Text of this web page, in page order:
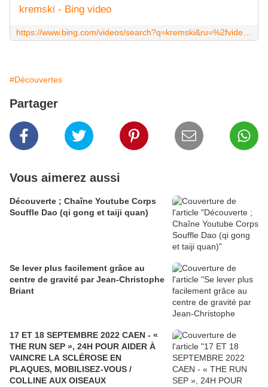
kremski - Bing video
#Découvertes
Partager
Vous aimerez aussi
Découverte ; Chaîne Youtube Corps
Souffle Dao (qi gong et taiji quan)
Se lever plus facilement grâce au
centre de gravité par Jean-Christophe
Briant
17 ET 18 SEPTEMBRE 2022 CAEN - «
THE RUN SEP », 24H POUR AIDER À
VAINCRE LA SCLÉROSE EN
PLAQUES, MOBILISEZ-VOUS /
COLLINE AUX OISEAUX